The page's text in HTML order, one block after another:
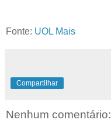
Fonte: UOL Mais
Compartilhar
Nenhum comentário: